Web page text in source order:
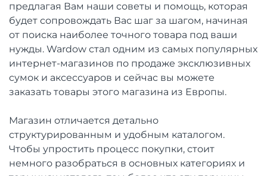
предлагая Вам наши советы и помощь, которая
будет сопровождать Вас шаг за шагом, начиная
от поиска наиболее точного товара под ваши
нужды. Wardow стал одним из самых популярных
интернет-магазинов по продаже эксклюзивных
сумок и аксессуаров и сейчас вы можете
заказать товары этого магазина из Европы.
Магазин отличается детально
структурированным и удобным каталогом.
Чтобы упростить процесс покупки, стоит
немного разобраться в основных категориях и